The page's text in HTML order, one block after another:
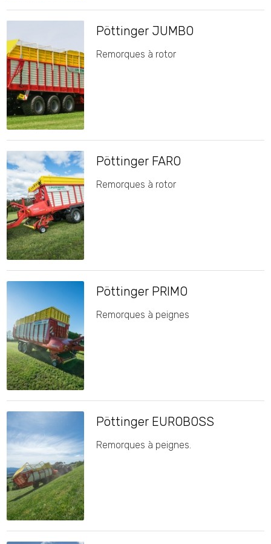
Pöttinger JUMBO
Remorques à rotor
Pöttinger FARO
Remorques à rotor
Pöttinger PRIMO
Remorques à peignes
Pöttinger EUROBOSS
Remorques à peignes.